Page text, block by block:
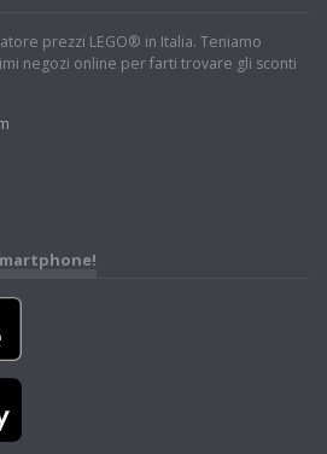
prezzi LEGO® in Italia. Teniamo
negozi online per farti trovare gli sconti